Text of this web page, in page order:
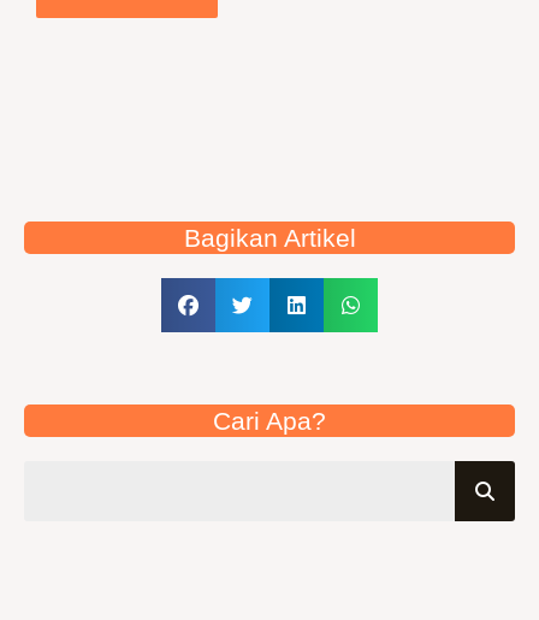
Bagikan Artikel
Cari Apa?